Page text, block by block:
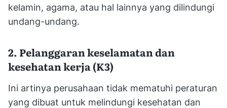
kelamin, agama, atau hal lainnya yang dilindungi
undang-undang.
2. Pelanggaran keselamatan dan
kesehatan kerja (K3)
Ini artinya perusahaan tidak mematuhi peraturan
yang dibuat untuk melindungi kesehatan dan